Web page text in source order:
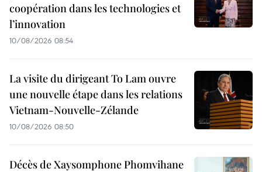
coopération dans les technologies et
l’innovation
10/08/2026 08:54
La visite du dirigeant To Lam ouvre
une nouvelle étape dans les relations
Vietnam-Nouvelle-Zélande
10/08/2026 08:50
Décès de Xaysomphone Phomvihane